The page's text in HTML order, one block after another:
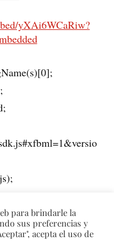
yXAi6WCaRiw?
para brindarle la
sus preferencias y
acepta el uso de